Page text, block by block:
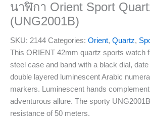
นาฬิกา Orient Sport
(UNG2001B)
SKU: 2144 Categories: Orient, Quartz,
This ORIENT 42mm quartz sports watch
steel case and band with a black dial, date
double layered luminescent Arabic
markers. Luminescent hands complement
adventurous allure. The sporty
resistance of 50 meters.